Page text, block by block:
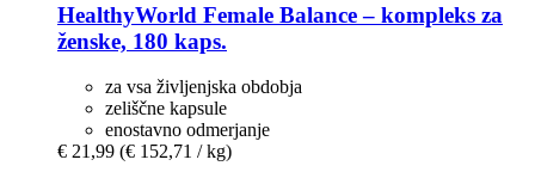
HealthyWorld Female Balance – kompleks za
ženske, 180 kaps.
za vsa življenjska obdobja
zeliščne kapsule
enostavno odmerjanje
€ 21,99 (€ 152,71 / kg)